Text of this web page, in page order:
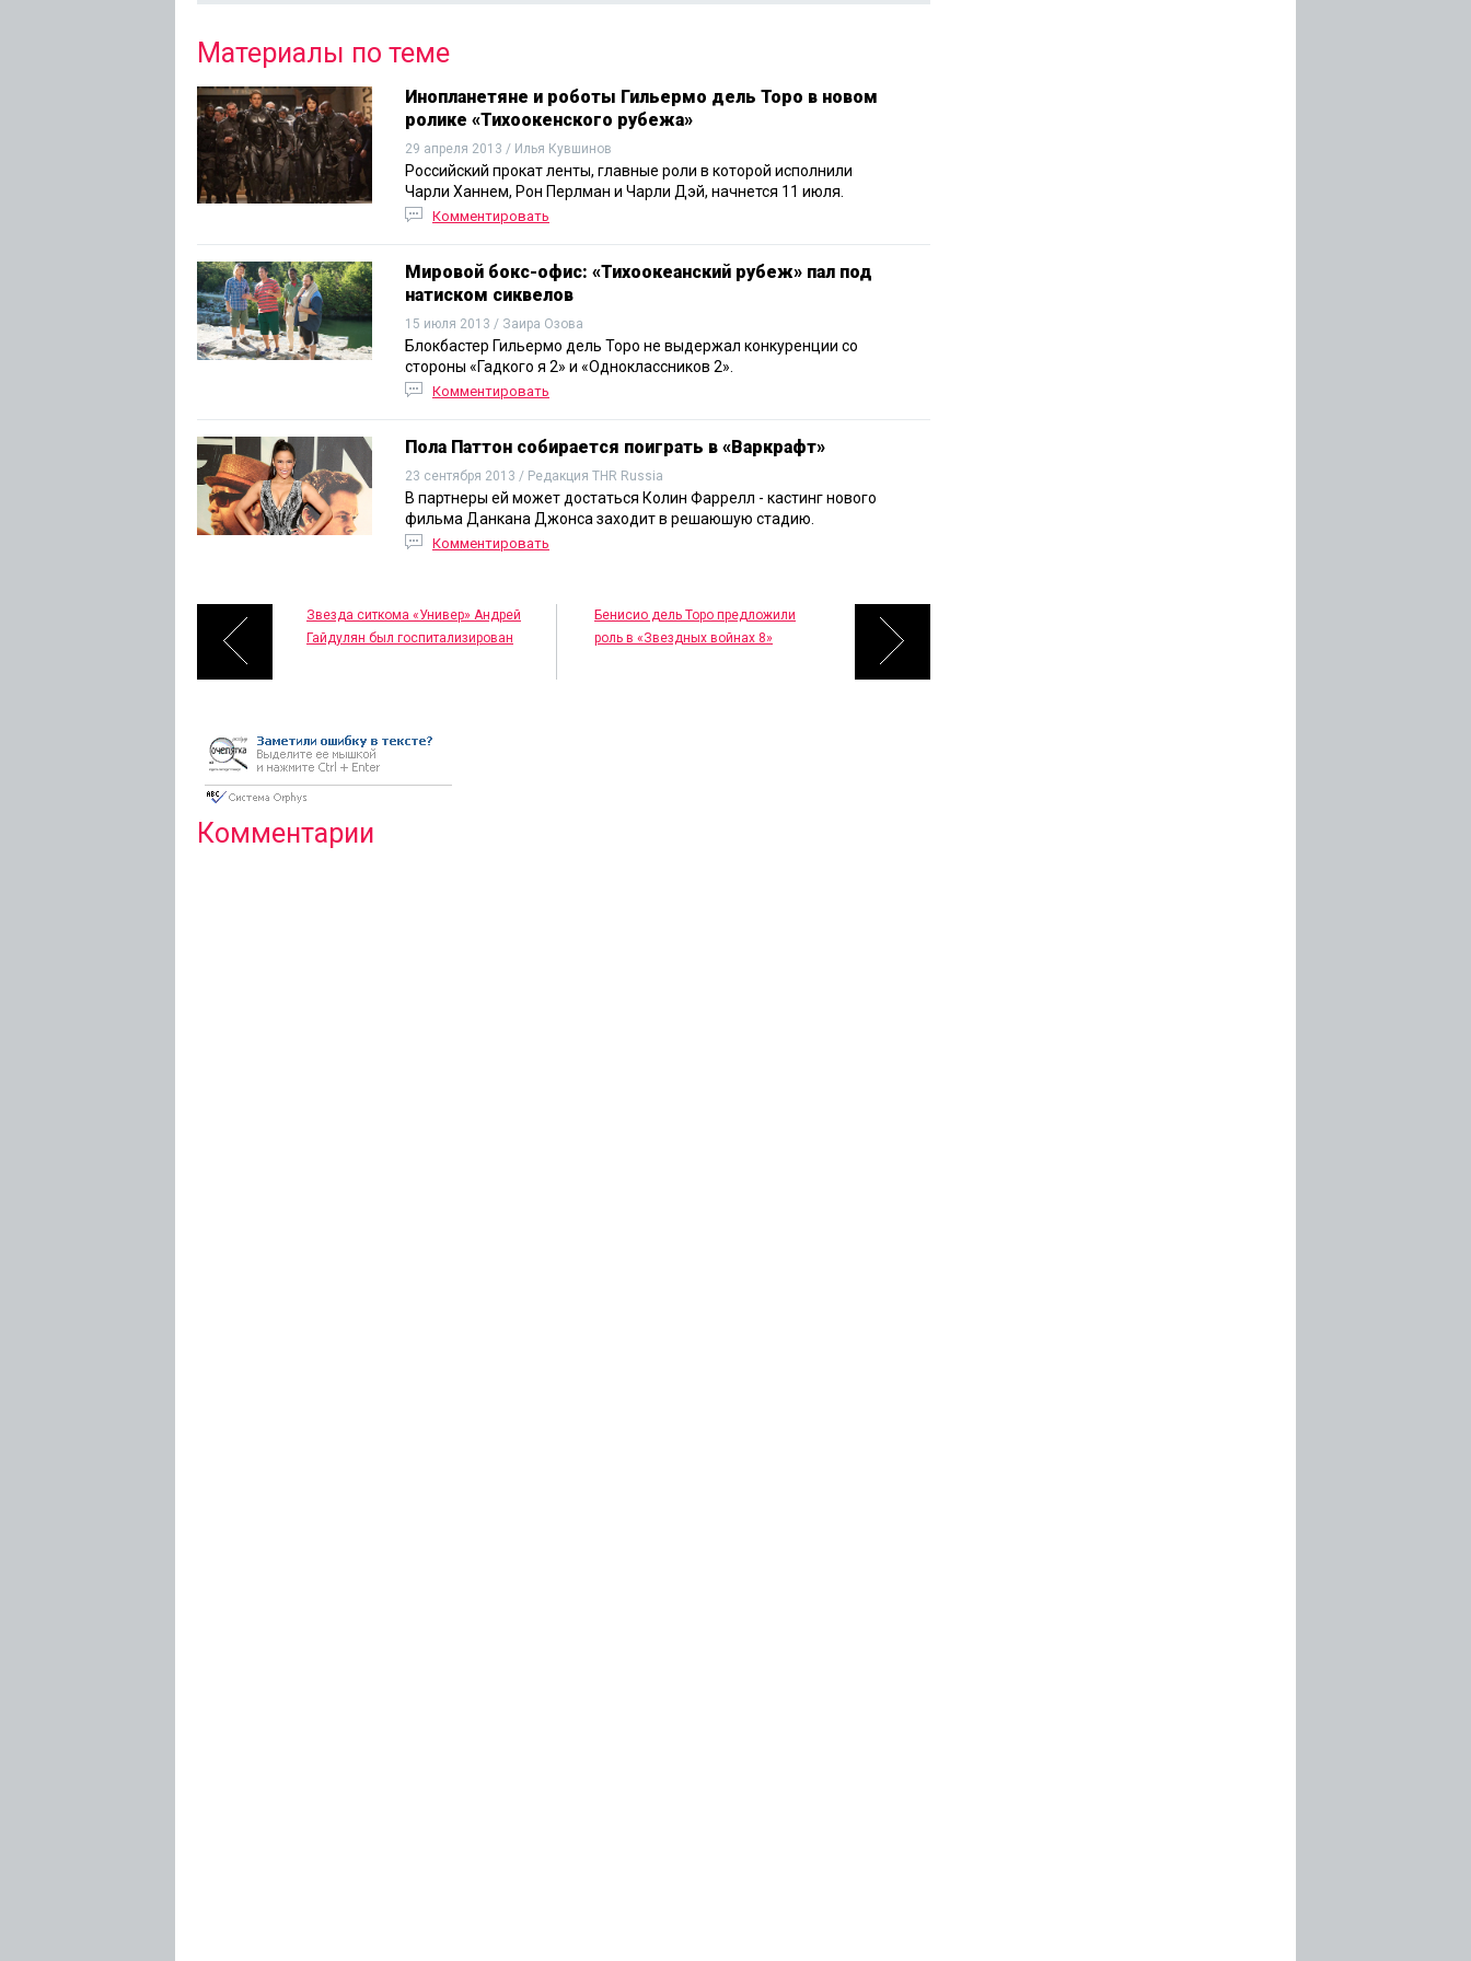
Материалы по теме
Инопланетяне и роботы Гильермо дель Торо в новом
ролике «Тихоокенского рубежа»
29 апреля 2013 / Илья Кувшинов
Российский прокат ленты, главные роли в которой исполнили
Чарли Ханнем, Рон Перлман и Чарли Дэй, начнется 11 июля.
Комментировать
Мировой бокс-офис: «Тихоокеанский рубеж» пал под
натиском сиквелов
15 июля 2013 / Заира Озова
Блокбастер Гильермо дель Торо не выдержал конкуренции со
стороны «Гадкого я 2» и «Одноклассников 2».
Комментировать
Пола Паттон собирается поиграть в «Варкрафт»
23 сентября 2013 / Редакция THR Russia
В партнеры ей может достаться Колин Фаррелл - кастинг нового
фильма Данкана Джонса заходит в решаюшую стадию.
Комментировать
Звезда ситкома «Универ» Андрей
Гайдулян был госпитализирован
Бенисио дель Торо предложили
роль в «Звездных войнах 8»
Комментарии